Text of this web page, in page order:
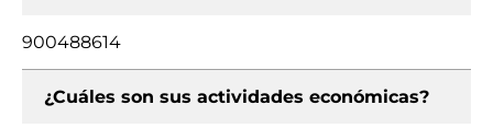
900488614
¿Cuáles son sus actividades económicas?